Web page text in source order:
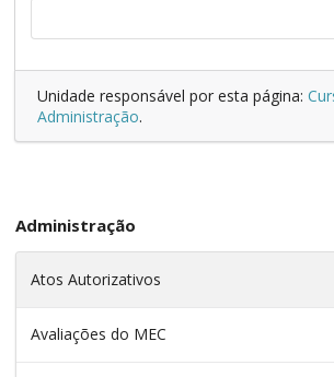
Unidade responsável por esta página:
Administração.
Administração
Atos Autorizativos
Avaliações do MEC